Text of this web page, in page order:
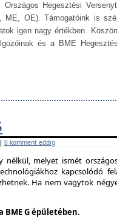
Hegesztési
ME, OE). Támogatóink is
igen nagy értékben.
és a BME
| 0 komment eddig
nélkül, melyet ismét
kapcsolódó
Ha nem vagytok
BME G épületében.